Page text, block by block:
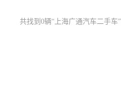
共找到0辆“ 上海广通汽车二手车”